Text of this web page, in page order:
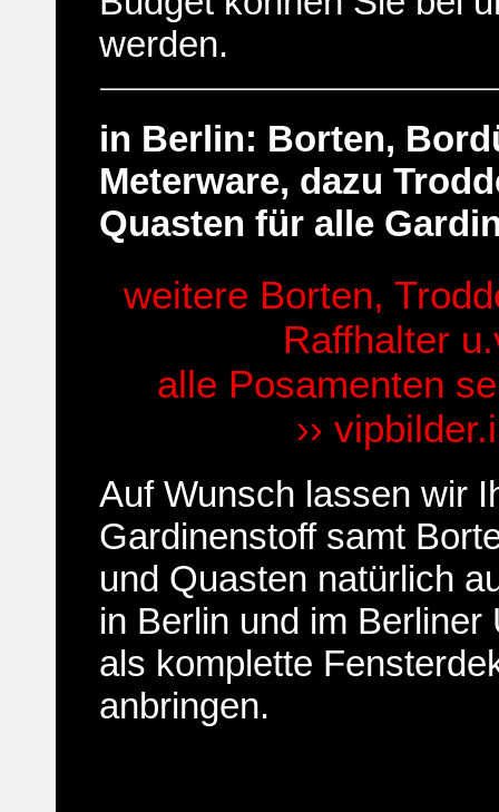
werden.
in Berlin: Borten,
Meterware, dazu
Quasten für alle
weitere Borten,
Raffhalter
alle Posamenten
››
Auf Wunsch lassen wir
Gardinenstoff samt
und Quasten natürlich
in Berlin und im Berliner
als komplette
anbringen.